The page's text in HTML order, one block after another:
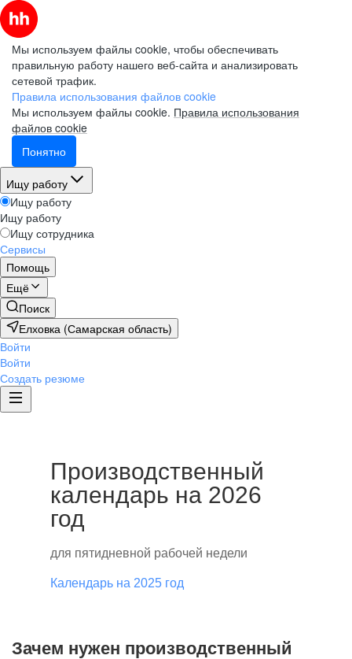
Мы используем файлы cookie, чтобы обеспечивать
правильную работу нашего веб-сайта и анализировать
сетевой трафик.
Правила использования файлов cookie
Мы используем файлы cookie. Правила использования
файлов cookie
Понятно
Ищу работу
Ищу работу
Ищу работу
Ищу сотрудника
Сервисы
Помощь
Ещё
Поиск
Елховка (Самарская область)
Войти
Войти
Создать резюме
Производственный
календарь на 2026
год
для пятидневной рабочей недели
Календарь на 2025 год
Зачем нужен производственный